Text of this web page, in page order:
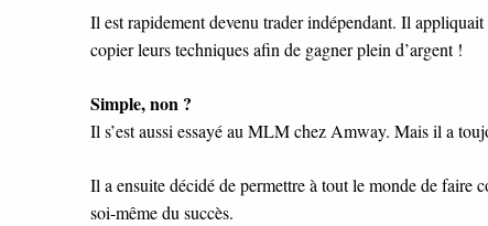
Il est rapidement devenu trader indépendant. Il
copier leurs techniques afin de gagner plein d’argent !
Simple, non ?
Il s’est aussi essayé au MLM chez Amway. Mais il a
Il a ensuite décidé de permettre à tout le monde de faire
soi-même du succès.